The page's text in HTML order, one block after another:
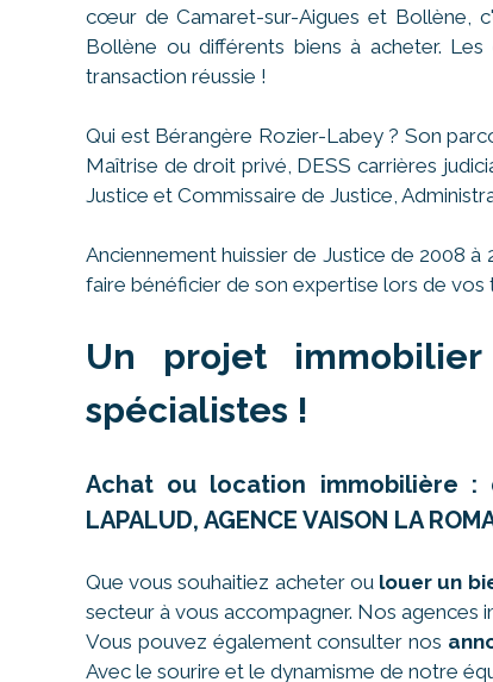
cœur de Camaret-sur-Aigues et Bollène,
Bollène ou différents biens à acheter.
transaction réussie !
Qui est Bérangère Rozier-Labey ? Son
Maîtrise de droit privé, DESS carrières
Justice et Commissaire de Justice,
Anciennement huissier de Justice de 2008
faire bénéficier de son expertise lors de
Un projet
spécialistes !
Achat ou location immobilière :
LAPALUD, AGENCE VAISON LA
Que vous souhaitiez acheter ou louer un
secteur à vous accompagner. Nos
Vous pouvez également consulter nos
Avec le sourire et le dynamisme de notre